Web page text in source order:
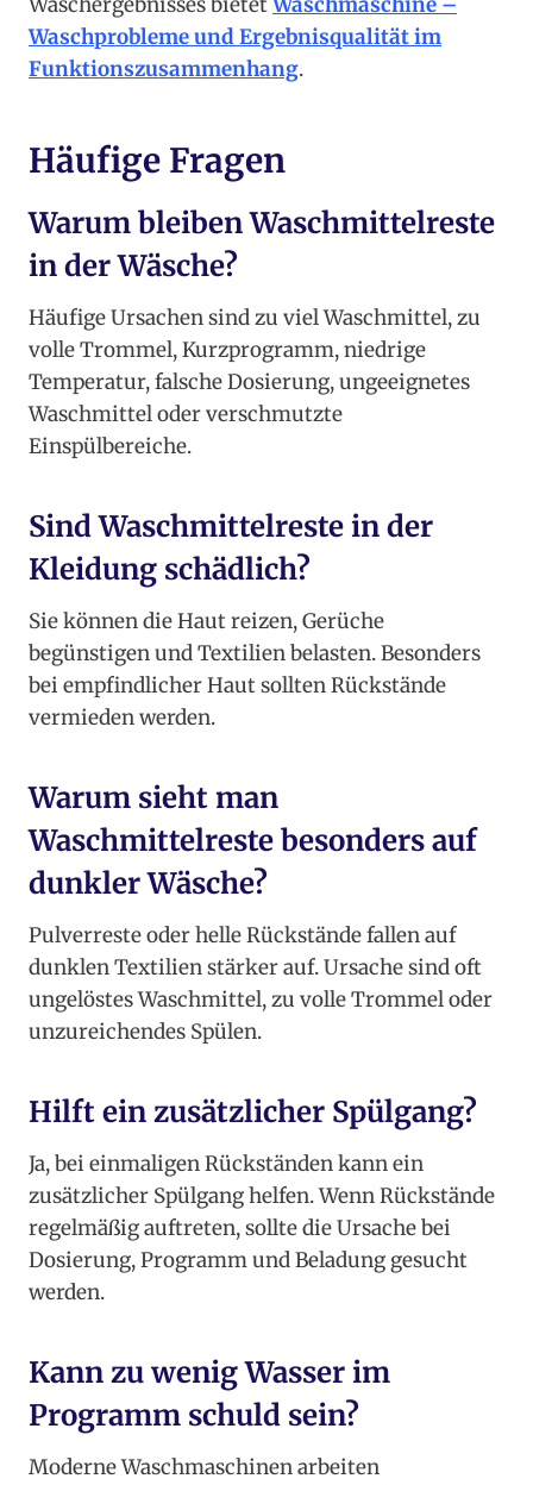
Waschprobleme und Ergebnisqualität im
Funktionszusammenhang.
Häufige Fragen
Warum bleiben Waschmittelreste
in der Wäsche?
Häufige Ursachen sind zu viel Waschmittel, zu
volle Trommel, Kurzprogramm, niedrige
Temperatur, falsche Dosierung, ungeeignetes
Waschmittel oder verschmutzte
Einspülbereiche.
Sind Waschmittelreste in der
Kleidung schädlich?
Sie können die Haut reizen, Gerüche
begünstigen und Textilien belasten. Besonders
bei empfindlicher Haut sollten Rückstände
vermieden werden.
Warum sieht man
Waschmittelreste besonders auf
dunkler Wäsche?
Pulverreste oder helle Rückstände fallen auf
dunklen Textilien stärker auf. Ursache sind oft
ungelöstes Waschmittel, zu volle Trommel oder
unzureichendes Spülen.
Hilft ein zusätzlicher Spülgang?
Ja, bei einmaligen Rückständen kann ein
zusätzlicher Spülgang helfen. Wenn Rückstände
regelmäßig auftreten, sollte die Ursache bei
Dosierung, Programm und Beladung gesucht
werden.
Kann zu wenig Wasser im
Programm schuld sein?
Moderne Waschmaschinen arbeiten